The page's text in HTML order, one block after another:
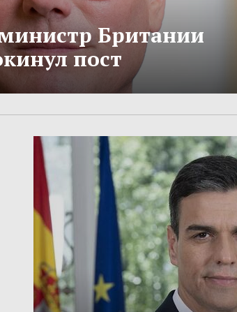
Британии
пост